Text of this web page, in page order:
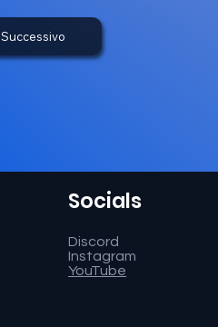
Successivo
Discord
Instagram
YouTube
Socials